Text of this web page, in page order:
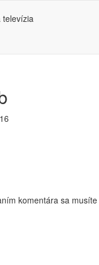
televízia
komentára sa musíte